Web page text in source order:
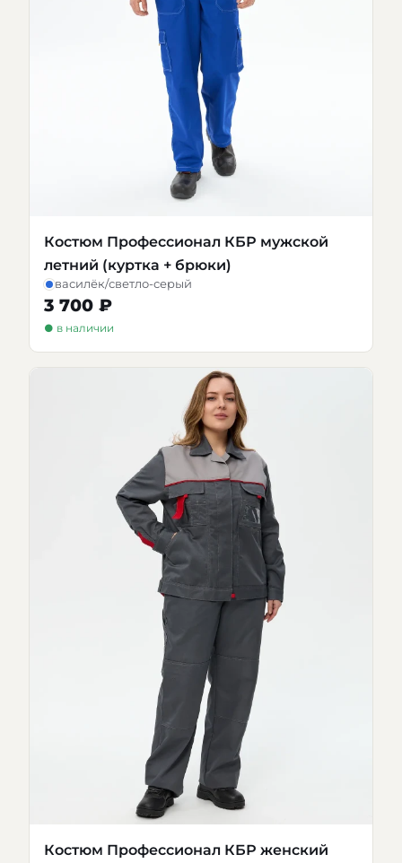
Костюм Профессионал КБР мужской
летний (куртка + брюки)
василёк/светло-серый
3 700 ₽
● в наличии
Костюм Профессионал КБР женский